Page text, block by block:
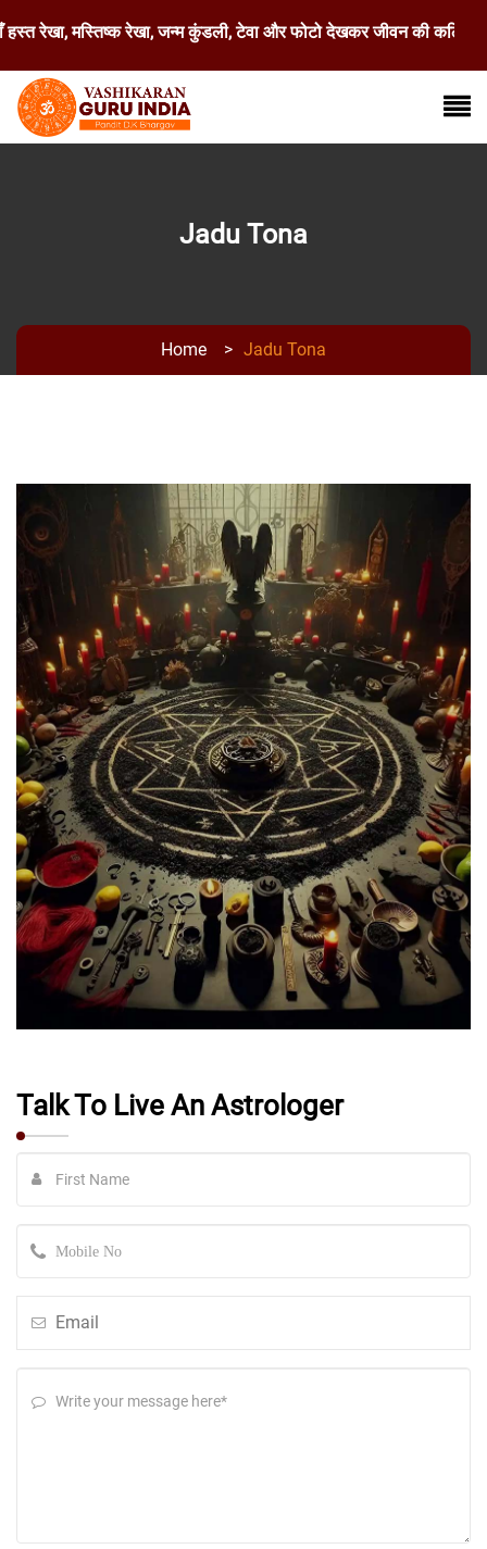
मस्तिष्क रेखा, जन्म कुंडली, टेवा और फोटो देखकर जीवन की कठिन से
Jadu Tona
Home > Jadu Tona
Talk To Live An Astrologer